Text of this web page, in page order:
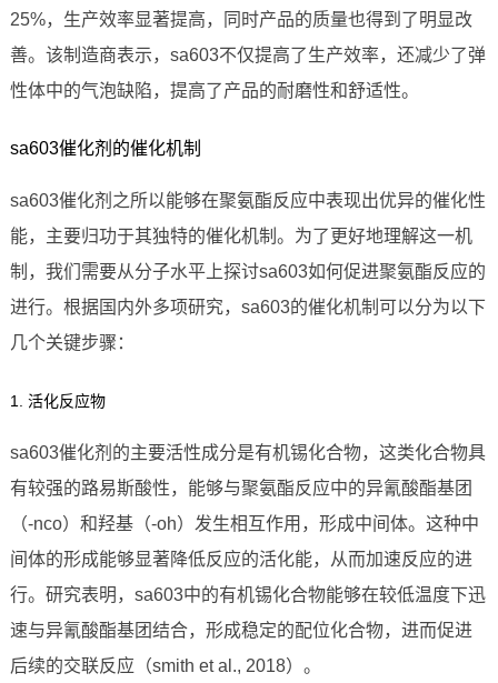
25%，生产效率显著提高，同时产品的质量也得到了明显改
善。该制造商表示，sa603不仅提高了生产效率，还减少了弹
性体中的气泡缺陷，提高了产品的耐磨性和舒适性。
sa603催化剂的催化机制
sa603催化剂之所以能够在聚氨酯反应中表现出优异的催化性
能，主要归功于其独特的催化机制。为了更好地理解这一机
制，我们需要从分子水平上探讨sa603如何促进聚氨酯反应的
进行。根据国内外多项研究，sa603的催化机制可以分为以下
几个关键步骤：
1. 活化反应物
sa603催化剂的主要活性成分是有机锡化合物，这类化合物具
有较强的路易斯酸性，能够与聚氨酯反应中的异氰酸酯基团
（-nco）和羟基（-oh）发生相互作用，形成中间体。这种中
间体的形成能够显著降低反应的活化能，从而加速反应的进
行。研究表明，sa603中的有机锡化合物能够在较低温度下迅
速与异氰酸酯基团结合，形成稳定的配位化合物，进而促进
后续的交联反应（smith et al., 2018）。